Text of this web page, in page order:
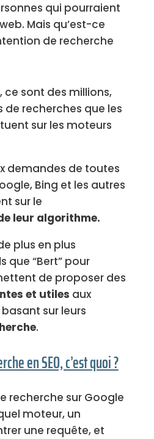
qui pourraient
Mais qu’est-ce
de recherche
ce sont des millions,
de recherches que les
sur les moteurs
demandes de toutes
Bing et les autres
sur le
leur algorithme.
plus en plus
que “Bert” pour
de proposer des
et utiles aux
sur leurs
.
en SEO, c’est quoi ?
recherche sur Google
moteur, un
une requête, et